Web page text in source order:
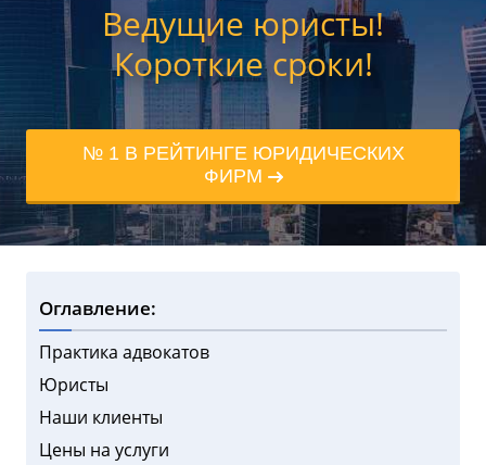
Ведущие юристы!
Короткие сроки!
№ 1 В РЕЙТИНГЕ ЮРИДИЧЕСКИХ
ФИРМ
Оглавление:
Практика адвокатов
Юристы
Наши клиенты
Цены на услуги